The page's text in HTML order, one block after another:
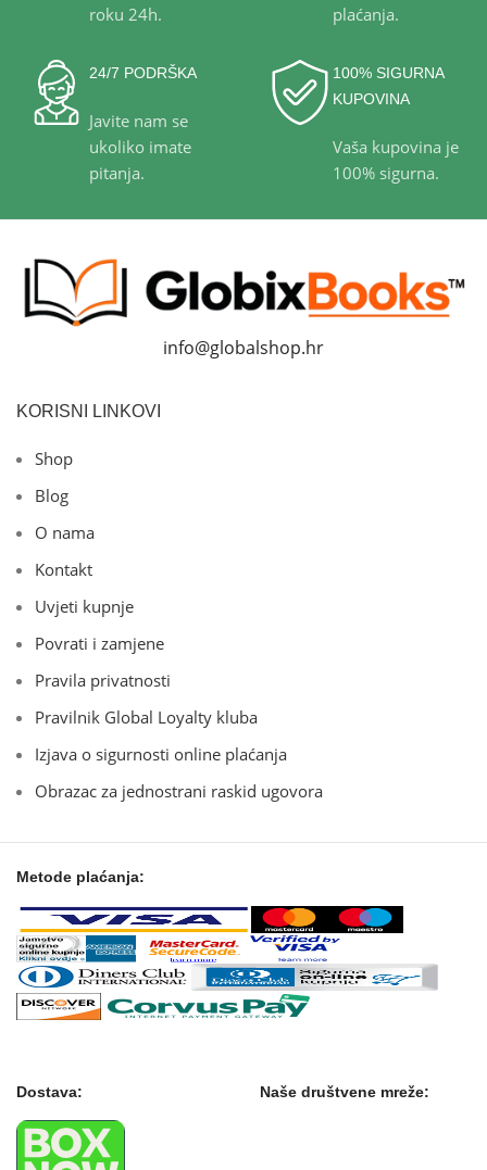
roku 24h.
plaćanja.
24/7 PODRŠKA
Javite nam se
ukoliko imate
pitanja.
100% SIGURNA
KUPOVINA
Vaša kupovina je
100% sigurna.
info@globalshop.hr
KORISNI LINKOVI
Shop
Blog
O nama
Kontakt
Uvjeti kupnje
Povrati i zamjene
Pravila privatnosti
Pravilnik Global Loyalty kluba
Izjava o sigurnosti online plaćanja
Obrazac za jednostrani raskid ugovora
Metode plaćanja:
Dostava: Naše društvene mreže: